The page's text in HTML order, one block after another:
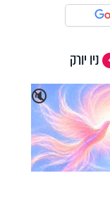
ניו יורק
🔇